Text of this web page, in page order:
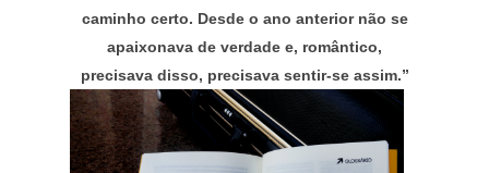
caminho certo. Desde o ano anterior não se
apaixonava de verdade e, romântico,
precisava disso, precisava sentir-se assim.”